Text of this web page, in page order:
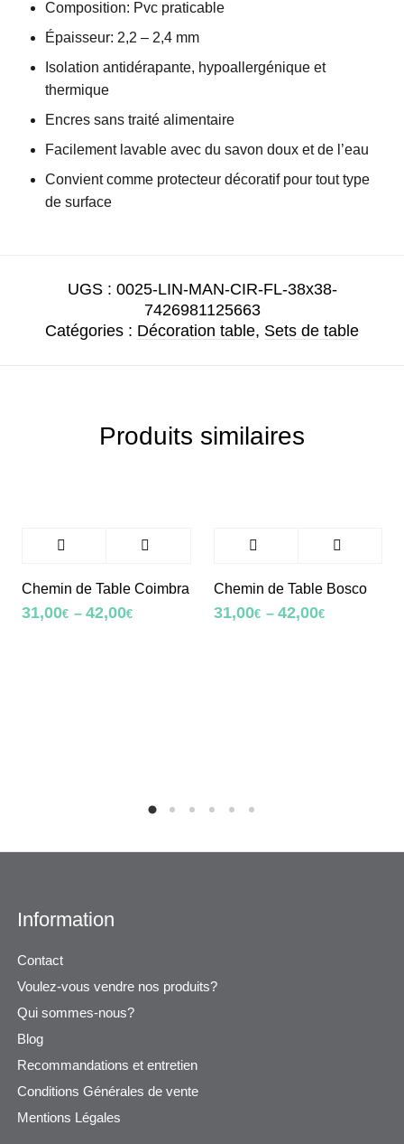
Composition: Pvc praticable
Épaisseur: 2,2 – 2,4 mm
Isolation antidérapante, hypoallergénique et
thermique
Encres sans traité alimentaire
Facilement lavable avec du savon doux et de l’eau
Convient comme protecteur décoratif pour tout type
de surface
UGS : 0025-LIN-MAN-CIR-FL-38x38-
7426981125663
Catégories : Décoration table, Sets de table
Produits similaires
Chemin de Table Coimbra
31,00€ – 42,00€
Chemin de Table Bosco
31,00€ – 42,00€
Information
Contact
Voulez-vous vendre nos produits?
Qui sommes-nous?
Blog
Recommandations et entretien
Conditions Générales de vente
Mentions Légales